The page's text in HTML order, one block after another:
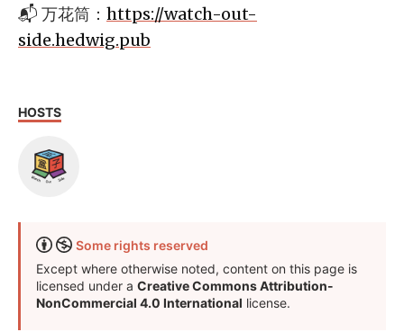
📬 万花筒： https://watch-out-
side.hedwig.pub
HOSTS
Some rights reserved
Except where otherwise noted, content on this page is
licensed under a Creative Commons Attribution-
NonCommercial 4.0 International license.